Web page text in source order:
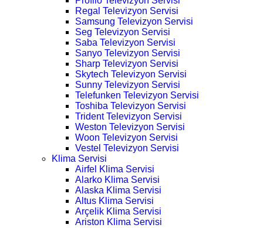
Regal Televizyon Servisi
Samsung Televizyon Servisi
Seg Televizyon Servisi
Saba Televizyon Servisi
Sanyo Televizyon Servisi
Sharp Televizyon Servisi
Skytech Televizyon Servisi
Sunny Televizyon Servisi
Telefunken Televizyon Servisi
Toshiba Televizyon Servisi
Trident Televizyon Servisi
Weston Televizyon Servisi
Woon Televizyon Servisi
Vestel Televizyon Servisi
Klima Servisi
Airfel Klima Servisi
Alarko Klima Servisi
Alaska Klima Servisi
Altus Klima Servisi
Arçelik Klima Servisi
Ariston Klima Servisi